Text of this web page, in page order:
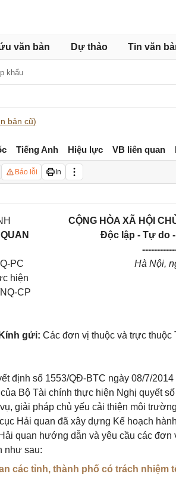
văn bản Dự thảo Tin văn
khẩu
bản cũ)
Tiếng Anh Hiệu lực VB liên quan
Báo lỗi In
PC
hiện
CP
CỘNG HÒA XÃ HỘI
Độc lập - Tự do
Hà Nội,
Kính gửi: Các đơn vị thuộc và trực thuộc
định số 1553/QĐ-BTC ngày 08/7/
Bộ Tài chính thực hiện Nghị quyết
giải pháp chủ yếu cải thiện môi
Hải quan đã xây dựng Kế hoạch
quan hướng dẫn và yêu cầu các đơn
như sau:
các tỉnh, thành phố có trách nhiệm